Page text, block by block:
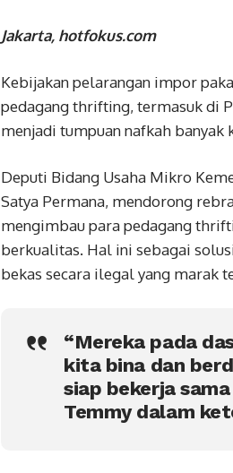
Jakarta, hotfokus.com
Kebijakan pelarangan impor
pedagang thrifting, termasuk di
menjadi tumpuan nafkah banyak
Deputi Bidang Usaha Mikro
Satya Permana, mendorong
mengimbau para pedagang
berkualitas. Hal ini sebagai
bekas secara ilegal yang marak
“Mereka pada
kita bina dan
siap bekerja
Temmy dalam